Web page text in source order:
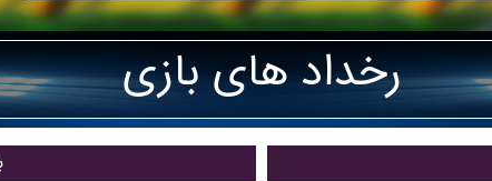
رخداد های بازی